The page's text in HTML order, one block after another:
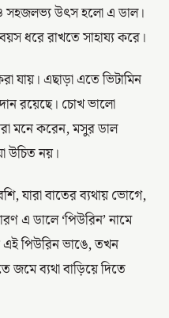
ও সহজলভ্য উৎস হলো এ ডাল।
ধরে রাখতে সাহায্য করে।
যায়। এছাড়া এতে ভিটামিন
রয়েছে। চোখ ভালো
মনে করেন, মসুর ডাল
উচিত নয়।
যারা বাতের ব্যথায় ভোগে,
এ ডালে ‘পিউরিন’ নামে
পিউরিন ভাঙে, তখন
জমে ব্যথা বাড়িয়ে দিতে